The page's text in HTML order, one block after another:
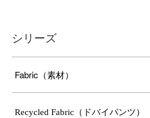
シリーズ
Fabric（素材）
Recycled Fabric（ドバイパンツ）